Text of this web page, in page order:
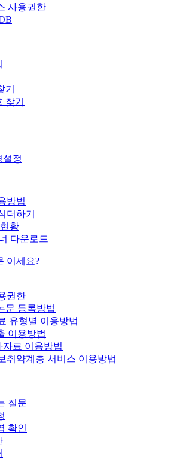
사용권한
기
찾기
설정
방법
더하기
황
다운로드
이세요?
권한
문 등록방법
유형별 이용방법
이용방법
자료 이용방법
취약계층 서비스 이용방법
질문
확인